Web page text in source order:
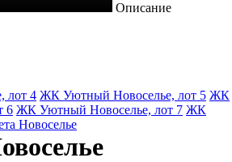
Описание
лот 4 ЖК Уютный Новоселье, лот 5 ЖК
6 ЖК Уютный Новоселье, лот 7 ЖК
Новоселье